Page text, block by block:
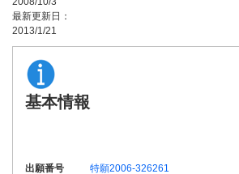
最新更新日：
2013/1/21
基本情報
出願番号
特願2006-326261